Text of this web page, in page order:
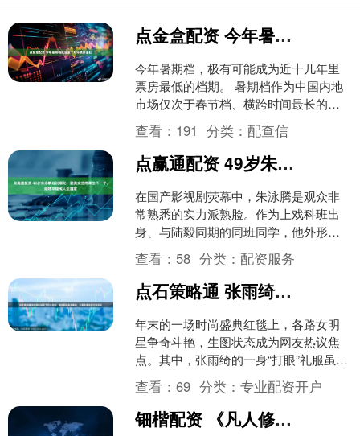
点金盒配资 今年暑期档或成近十几年票房最低
今年暑期档，极有可能成为近十几年里
票房最低的档期。 暑期档作为中国内地
市场仅次于春节档、横跨时间最长的大
档期，每年都有众多备受瞩目的影片上
映，不乏创造高票房甚至....
查看： 191 分类：配查信
点赢通配资 49岁朱泳腾近况曝光！娶美女兰雨霖生下一子，婚姻幸福成人生赢家
在国产影视剧荧幕中，朱泳腾是观众非
常熟悉的实力派熟脸。作为上戏科班出
身、与陆毅同期的同班同学，他外形俊
朗挺拔、演技沉稳细腻，深耕演艺圈二
十余年，塑造了无数经典荧....
查看： 58 分类：配资服务
点石策略通 张雨绮红毯双下巴太抢镜，蒋欣却成全场最佳，女星生图状态引发热议
年末的一场时尚盛典红毯上，各路女明
星争奇斗艳，生图状态成为网友热议焦
点。其中，张雨绮的一身“打眼”礼服虽然
抢尽风头，但高清镜头下，她略显圆润
的脸庞和清晰可见的双....
查看：69 分类：专业配资开户
钿楷配资 《凡人修仙传》慕沛灵“侍妾”变“门人”，网友吐槽：这切割也太刻意了